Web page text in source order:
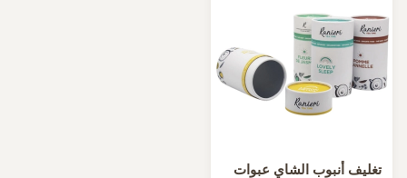
أنبوب الشاي عبوات